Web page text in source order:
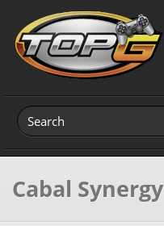
Cabal Synergy